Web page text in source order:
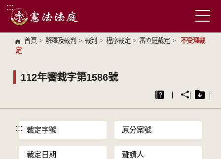
跳到主要內容區塊
:::
首頁 > 解釋及裁判 > 裁判 > 程序裁定 > 審查庭裁定 >
不受理裁
定
112年審裁字第1586號
::: 裁定字號 原分案號
裁定日期 聲請人